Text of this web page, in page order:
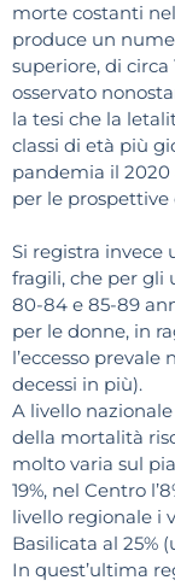
morte costanti
produce un
superiore, di
osservato
la tesi che la
classi di età più
pandemia il
per le prospettive
Si registra invece
fragili, che per gli
80-84 e 85-89
per le donne, in
l’eccesso prevale
decessi in più).
A livello nazionale
della mortalità
molto varia sul
19%, nel Centro
livello regionale i
Basilicata al 25%
In quest’ultima